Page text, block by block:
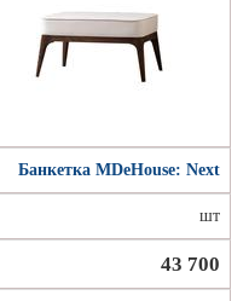
Банкетка MDeHouse: Next
шт
43 700